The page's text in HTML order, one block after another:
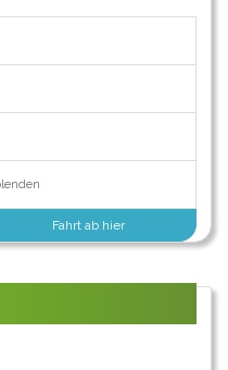
Fahrt ab hier